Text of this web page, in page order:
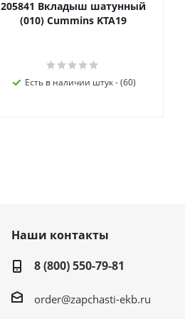
205841 Вкладыш шатунный
(010) Cummins KTA19
Есть в наличии штук - (60)
Наши контакты
8 (800) 550-79-81
order@zapchasti-ekb.ru